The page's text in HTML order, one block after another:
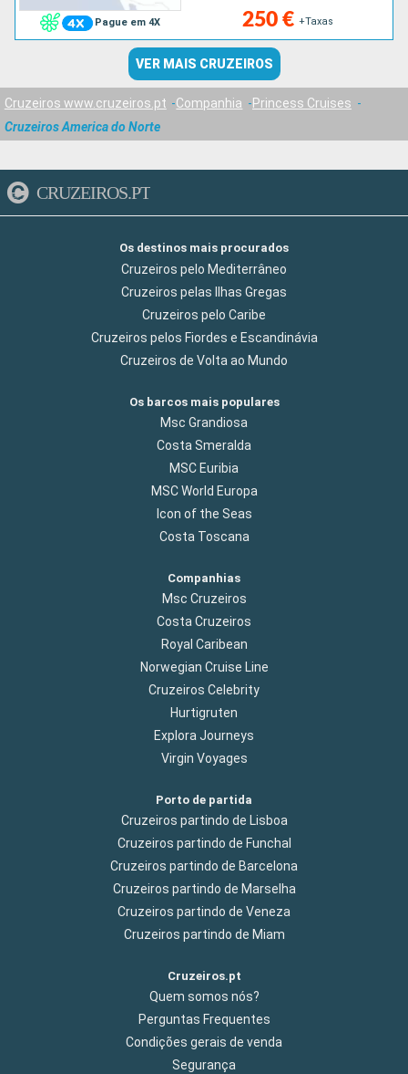
Pague em 4X 250 € +Taxas
VER MAIS CRUZEIROS
Cruzeiros www.cruzeiros.pt Companhia
Princess Cruises
Cruzeiros America do Norte
CRUZEIROS.PT
Os destinos mais procurados
Cruzeiros pelo Mediterrâneo
Cruzeiros pelas Ilhas Gregas
Cruzeiros pelo Caribe
Cruzeiros pelos Fiordes e Escandinávia
Cruzeiros de Volta ao Mundo
Os barcos mais populares
Msc Grandiosa
Costa Smeralda
MSC Euribia
MSC World Europa
Icon of the Seas
Costa Toscana
Companhias
Msc Cruzeiros
Costa Cruzeiros
Royal Caribean
Norwegian Cruise Line
Cruzeiros Celebrity
Hurtigruten
Explora Journeys
Virgin Voyages
Porto de partida
Cruzeiros partindo de Lisboa
Cruzeiros partindo de Funchal
Cruzeiros partindo de Barcelona
Cruzeiros partindo de Marselha
Cruzeiros partindo de Veneza
Cruzeiros partindo de Miam
Cruzeiros.pt
Quem somos nós?
Perguntas Frequentes
Condições gerais de venda
Segurança